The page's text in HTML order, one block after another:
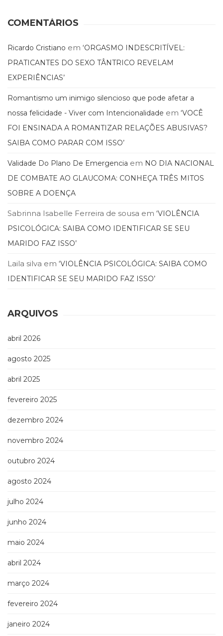
de
(48)
(Programação
Neurolingüística)
Psicodrama
(200)
Psicologia,
(799)
Propaganda
e
Marketing
Puericultura
Rádio
(8)
Públicas
e
(31)
Religião,
Filosofia
Saúde
(132)
categoria
Televisão
Temas
(30)
Ocupacional
Treinamento
(65)
(1)
Prática
COMENTÁRIOS
Ricardo Cristiano em ‘ORGASMO INDESCRITÍVEL:
PRATICANTES DO SEXO TÂNTRICO REVELAM
EXPERIÊNCIAS’
Romantismo um inimigo silencioso que pode afetar a
nossa felicidade - Viver com Intencionalidade em ‘VOCÊ
FOI ENSINADA A ROMANTIZAR RELAÇÕES ABUSIVAS?
SAIBA COMO PARAR COM ISSO’
Validade Do Plano De Emergencia em NO DIA NACIONAL
DE COMBATE AO GLAUCOMA: CONHEÇA TRÊS MITOS
SOBRE A DOENÇA
Sabrinna Isabelle Ferreira de sousa em ‘VIOLÊNCIA
PSICOLÓGICA: SAIBA COMO IDENTIFICAR SE SEU
MARIDO FAZ ISSO’
Laila silva em ‘VIOLÊNCIA PSICOLÓGICA: SAIBA COMO
IDENTIFICAR SE SEU MARIDO FAZ ISSO’
ARQUIVOS
abril 2026
agosto 2025
abril 2025
fevereiro 2025
dezembro 2024
novembro 2024
outubro 2024
agosto 2024
julho 2024
junho 2024
maio 2024
abril 2024
março 2024
fevereiro 2024
janeiro 2024